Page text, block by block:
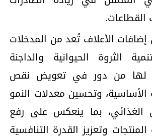
القطاعات.
إضافات الأعلاف تُعد من المدخلات
الثروة الحيوانية والداجنة
لها من دور في تعويض نقص
الأساسية، وتحسين معدلات النمو
الغذائي، بما ينعكس على رفع
وتعزيز القدرة التنافسية